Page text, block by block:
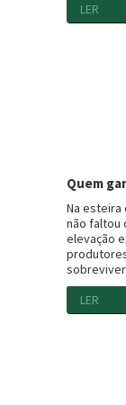
LER
Quem
Na esteira
não faltou
elevação
LER